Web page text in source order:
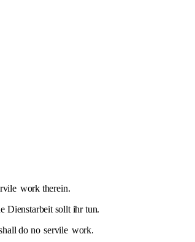
work therein.
Dienstarbeit sollt ihr tun.
do no servile work.